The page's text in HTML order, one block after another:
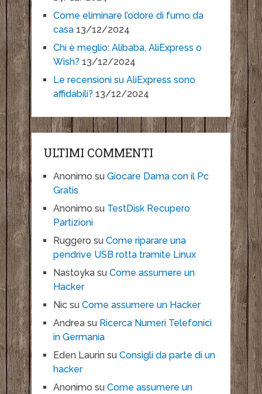
Come eliminare l’odore di fumo da
casa 13/12/2024
Chi è meglio: Alibaba, AliExpress o
Wish? 13/12/2024
Le recensioni su AliExpress sono
affidabili? 13/12/2024
ULTIMI COMMENTI
Anonimo su Giocare Dama con il Pc
Gratis
Anonimo su TestDisk Recupero
Partizioni
Ruggero su Come riparare una
pendrive USB rotta tramite Linux
Nastoykasu Come assumere un
Hacker
Nicsu Come assumere un Hacker
Andreasu Ricerca Numeri Telefonici
in Germania
Eden Laurinsu Consigli da parte di un
hacker
Anonimo su Come assumere un